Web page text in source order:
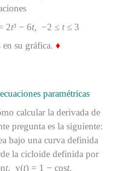
2t³ − 6t, −2 ≤ t≤ 3
su gráfica. ♦
paramétricas
calcular la derivada de
pregunta es la siguiente:
bajo una curva definida
la cicloide definida por
t, y(t) = 1 − cost.